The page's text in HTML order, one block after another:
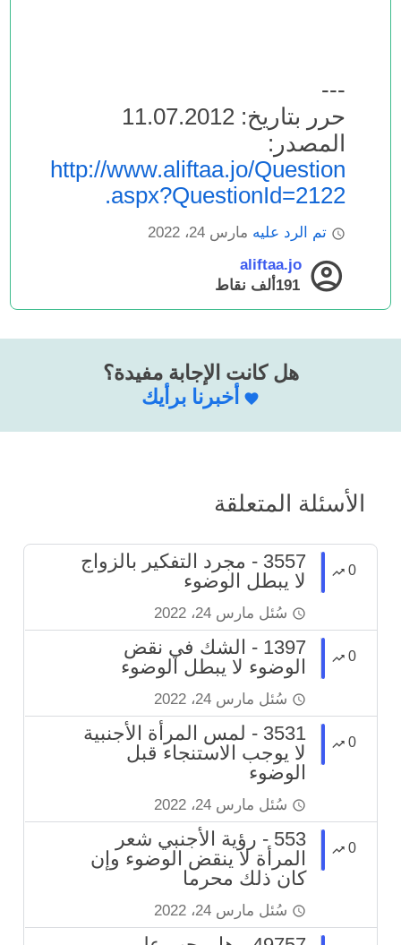
---
حرر بتاريخ: 11.07.2012
المصدر:
http://www.aliftaa.jo/Question
.aspx?QuestionId=2122
تم الرد عليه مارس 24، 2022
aliftaa.jo
191ألف
نقاط
هل كانت الإجابة مفيدة؟
أخبرنا برأيك
الأسئلة المتعلقة
0
3557 - مجرد التفكير بالزواج
لا يبطل الوضوء
سُئل مارس 24، 2022
0
1397 - الشك في نقض
الوضوء لا يبطل الوضوء
سُئل مارس 24، 2022
0
3531 - لمس المرأة الأجنبية
لا يوجب الاستنجاء قبل
الوضوء
سُئل مارس 24، 2022
0
553 - رؤية الأجنبي شعر
المرأة لا ينقض الوضوء وإن
كان ذلك محرما
سُئل مارس 24، 2022